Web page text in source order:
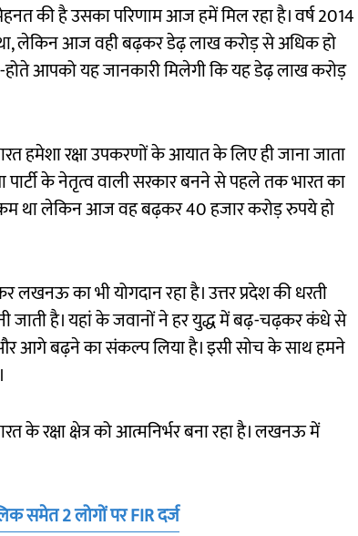
की है उसका परिणाम आज हमें मिल रहा है। वर्ष 2014
था, लेकिन आज वही बढ़कर डेढ़ लाख करोड़ से अधिक हो
होते आपको यह जानकारी मिलेगी कि यह डेढ़ लाख करोड़
हमेशा रक्षा उपकरणों के आयात के लिए ही जाना जाता
के नेतृत्व वाली सरकार बनने से पहले तक भारत का
कम था लेकिन आज वह बढ़कर 40 हजार करोड़ रुपये हो
लखनऊ का भी योगदान रहा है। उत्तर प्रदेश की धरती
जाती है। यहां के जवानों ने हर युद्ध में बढ़-चढ़कर कंधे से
आगे बढ़ने का संकल्प लिया है। इसी सोच के साथ हमने
के रक्षा क्षेत्र को आत्मनिर्भर बना रहा है। लखनऊ में
समेत 2 लोगों पर FIR दर्ज